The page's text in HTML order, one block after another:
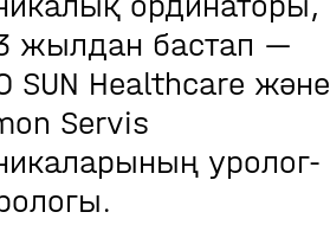
жылдан бастап —
SUN Healthcare және
Servis
уролог-